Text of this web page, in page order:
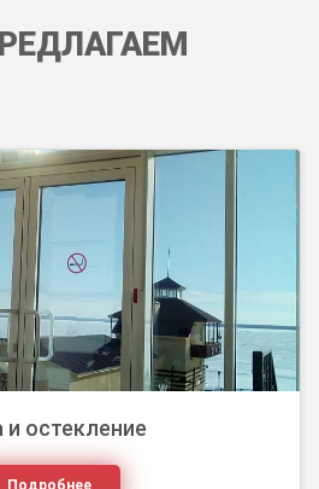
и остекление
Подробнее
позволяют стильно
контроль над уровнем